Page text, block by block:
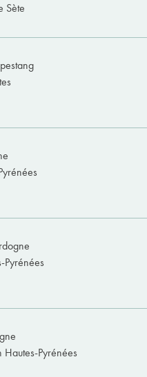
Sète
Pyrénées
Pyrénées